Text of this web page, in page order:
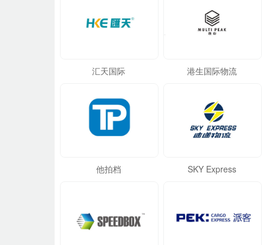
汇天国际 港生国际物流
他拍档 SKY Express